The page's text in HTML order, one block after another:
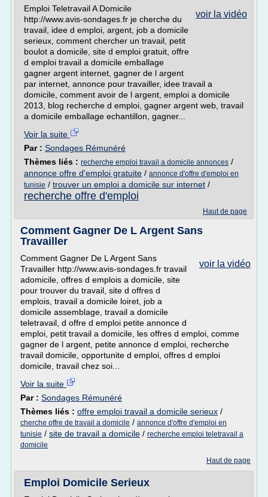
voir la vidéo
Emploi Teletravail A Domicile
http://www.avis-sondages.fr je cherche du
travail, idee d emploi, argent, job a domicile
serieux, comment chercher un travail, petit
boulot a domicile, site d emploi gratuit, offre
d emploi travail a domicile emballage
gagner argent internet, gagner de l argent
par internet, annonce pour travailler, idee travail a
domicile, comment avoir de l argent, emploi a domicile
2013, blog recherche d emploi, gagner argent web, travail
a domicile emballage echantillon, gagner...
Voir la suite
Par : Sondages Rémunéré
Thèmes liés : recherche emploi travail a domicile annonces /
annonce offre d'emploi gratuite / annonce d'offre d'emploi en
tunisie / trouver un emploi a domicile sur internet /
recherche offre d'emploi
Haut de page
Comment Gagner De L Argent Sans
Travailler
voir la vidéo
Comment Gagner De L Argent Sans
Travailler http://www.avis-sondages.fr travail
adomicile, offres d emplois a domicile, site
pour trouver du travail, site d offres d
emplois, travail a domicile loiret, job a
domicile assemblage, travail a domicile
teletravail, d offre d emploi petite annonce d
emploi, petit travail a domicile, les offres d emploi, comme
gagner de l argent, petite annonce d emploi, recherche
travail domicile, opportunite d emploi, offres d emploi
domicile, travail chez soi...
Voir la suite
Par : Sondages Rémunéré
Thèmes liés : offre emploi travail a domicile serieux /
cherche offre de travail a domicile / annonce d'offre d'emploi en
tunisie / site de travail a domicile / recherche emploi teletravail a
domicile
Haut de page
Emploi Domicile Serieux